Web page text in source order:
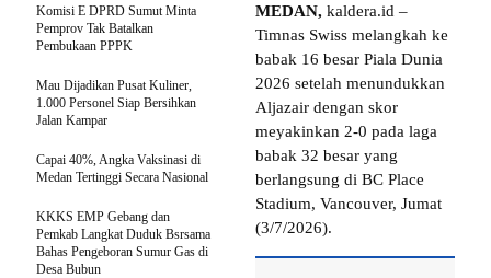
MEDAN, kaldera.id –
Timnas Swiss melangkah ke
babak 16 besar Piala Dunia
2026 setelah menundukkan
Aljazair dengan skor
meyakinkan 2-0 pada laga
babak 32 besar yang
berlangsung di BC Place
Stadium, Vancouver, Jumat
(3/7/2026).
Komisi E DPRD Sumut Minta
Pemprov Tak Batalkan
Pembukaan PPPK
Mau Dijadikan Pusat Kuliner,
1.000 Personel Siap Bersihkan
Jalan Kampar
Capai 40%, Angka Vaksinasi di
Medan Tertinggi Secara Nasional
KKKS EMP Gebang dan
Pemkab Langkat Duduk Bsrsama
Bahas Pengeboran Sumur Gas di
Desa Bubun